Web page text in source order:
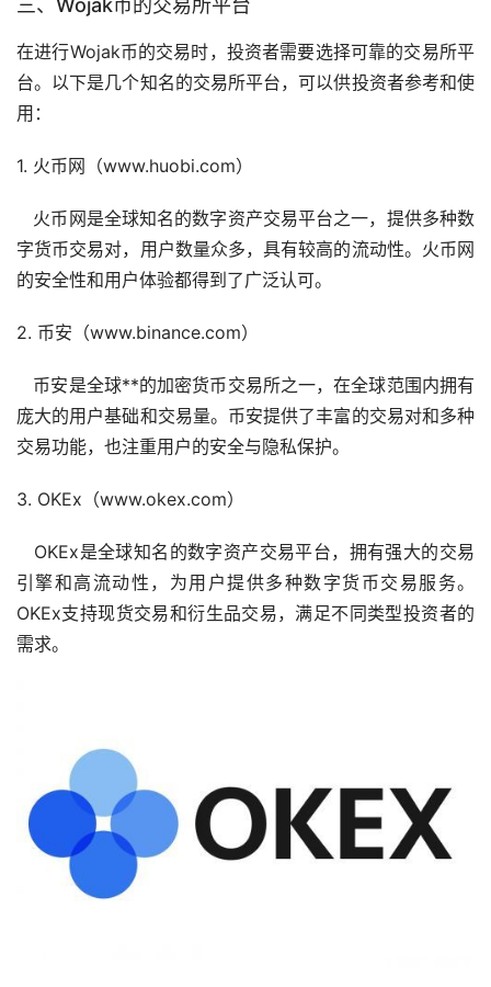
三、Wojak币的交易所平台
在进行Wojak币的交易时，投资者需要选择可靠的交易所平
台。以下是几个知名的交易所平台，可以供投资者参考和使
用：
1. 火币网（www.huobi.com）
火币网是全球知名的数字资产交易平台之一，提供多种数
字货币交易对，用户数量众多，具有较高的流动性。火币网
的安全性和用户体验都得到了广泛认可。
2. 币安 （www.binance.com）
币安是全球**的加密货币交易所之一，在全球范围内拥有
庞大的用户基础和交易量。币安提供了丰富的交易对和多种
交易功能，也注重用户的安全与隐私保护。
3. OKEx（www.okex.com）
OKEx是全球知名的数字资产交易平台，拥有强大的交易
引擎和高流动性，为用户提供多种数字货币交易服务。
OKEx支持现货交易和衍生品交易，满足不同类型投资者的
需求。